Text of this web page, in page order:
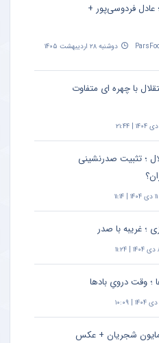
عادل فردوسی‌پور +
دوشنبه ۲۸ اردیبهشت ۱۴۰۵
با چهره ای متفاوت
؛ تثبیت صدرنشینی
؛ غریبه با صدر
؛ وقت درویِ بادها
شجریان + عکس